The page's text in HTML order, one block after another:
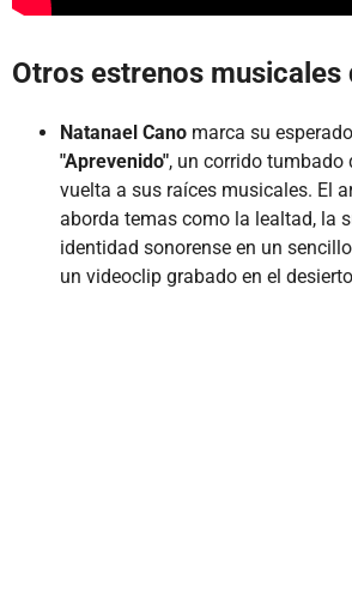
Otros estrenos musicales
Natanael Cano marca su
"Aprevenido", un corrido tumbado
vuelta a sus raíces musicales. El
aborda temas como la lealtad, la
identidad sonorense en un
un videoclip grabado en el